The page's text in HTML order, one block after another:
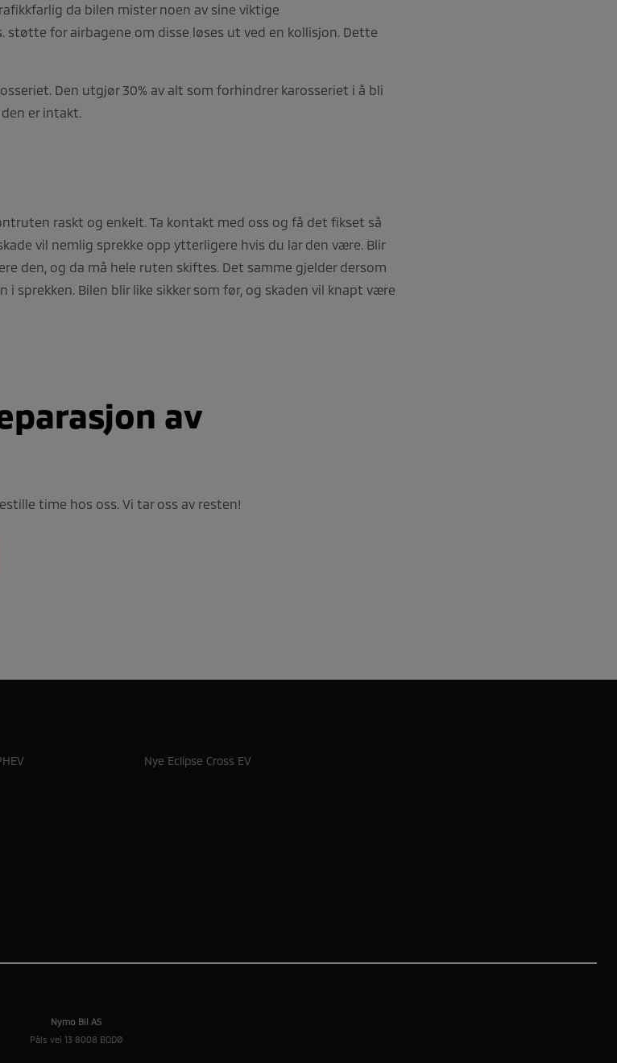
da bilen mister noen av sine viktige
støtte for airbagene om disse løses ut ved en kollisjon. Dette
Den utgjør 30% av alt som forhindrer karosseriet i å bli
er intakt.
raskt og enkelt. Ta kontakt med oss og få det fikset så
vil nemlig sprekke opp ytterligere hvis du lar den være. Blir
den, og da må hele ruten skiftes. Det samme gjelder dersom
sprekken. Bilen blir like sikker som før, og skaden vil knapt være
av
time hos oss. Vi tar oss av resten!
Nye Eclipse Cross EV
Nymo Bil AS
Påls vei 13 8008 BODØ